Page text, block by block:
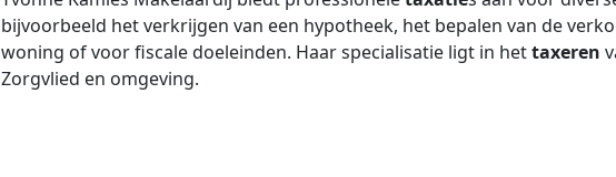
bijvoorbeeld het verkrijgen van een hypotheek, het bepalen van de
woning of voor fiscale doeleinden. Haar specialisatie ligt in hettaxeren
Zorgvlied en omgeving.